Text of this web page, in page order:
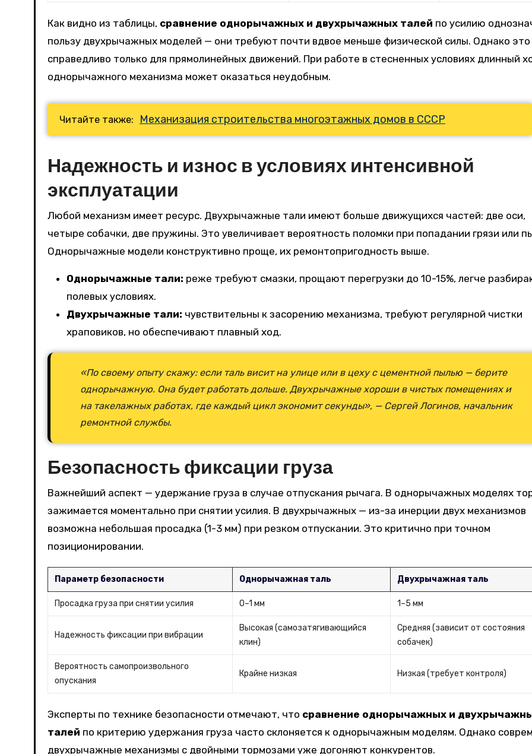
Как видно из таблицы, сравнение однорычажных и двухрычажных талей по усилию
пользу двухрычажных моделей — они требуют почти вдвое меньше физической силы. Однако это
справедливо только для прямолинейных движений. При работе в стесненных условиях длинный
однорычажного механизма может оказаться неудобным.
Читайте также: Механизация строительства многоэтажных домов в СССР
Надежность и износ в условиях интенсивной
эксплуатации
Любой механизм имеет ресурс. Двухрычажные тали имеют больше движущихся частей: две оси,
четыре собачки, две пружины. Это увеличивает вероятность поломки при попадании грязи или
Однорычажные модели конструктивно проще, их ремонтопригодность выше.
Однорычажные тали: реже требуют смазки, прощают перегрузки до 10-15%, легче
полевых условиях.
Двухрычажные тали: чувствительны к засорению механизма, требуют регулярной чистки
храповиков, но обеспечивают плавный ход.
«По своему опыту скажу: если таль висит на улице или в цеху с цементной пылью — берите
однорычажную. Она будет работать дольше. Двухрычажные хороши в чистых помещениях и
на такелажных работах, где каждый цикл экономит секунды», — Сергей Логинов, начальник
ремонтной службы.
Безопасность фиксации груза
Важнейший аспект — удержание груза в случае отпускания рычага. В однорычажных моделях
зажимается моментально при снятии усилия. В двухрычажных — из-за инерции двух механизмов
возможна небольшая просадка (1-3 мм) при резком отпускании. Это критично при точном
позиционировании.
Параметр безопасности Однорычажная таль Двухрычажная таль
Просадка груза при снятии усилия 0–1 мм 1–5 мм
Надежность фиксации при вибрации
Высокая (самозатягивающийся
клин)
Средняя (зависит от состояния
собачек)
Вероятность самопроизвольного
опускания
Крайне низкая Низкая (требует контроля)
Эксперты по технике безопасности отмечают, что сравнение однорычажных и
талей по критерию удержания груза часто склоняется к однорычажным моделям. Однако
двухрычажные механизмы с двойными тормозами уже догоняют конкурентов.